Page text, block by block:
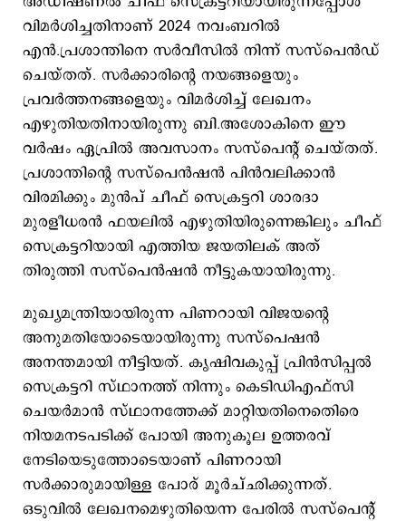
വിമര്‍ശിച്ചതിനാണ് 2024 നവംബറില്‍
എന്‍.പ്രശാന്തിനെ സര്‍വീസില്‍ നിന്ന് സസ്പെന്‍ഡ്
ചെയ്തത്. സര്‍ക്കാരിന്‍റെ നയങ്ങളെയും
പ്രവര്‍ത്തനങ്ങളെയും വിമര്‍ശിച്ച് ലേഖനം
എഴുതിയതിനായിരുന്നു ബി.അശോകിനെ ഈ
വര്‍ഷം ഏപ്രില്‍ അവസാനം സസ്പെന്‍റ് ചെയ്തത്.
പ്രശാന്തിന്‍റെ സസ്പെന്‍ഷന്‍ പിന്‍വലിക്കാന്‍
വിരമിക്കും മുന്‍പ് ചീഫ് സെക്രട്ടറി ശാരദാ
മുരളീധരന്‍ ഫയലില്‍ എഴുതിയിരുന്നെങ്കിലും ചീഫ്
സെക്രട്ടറിയായി എത്തിയ ജയതിലക് അത്
തിരുത്തി സസ്പെന്‍ഷന്‍ നീട്ടുകയായിരുന്നു.
മുഖ്യമന്ത്രിയായിരുന്ന പിണറായി വിജയന്‍റെ
അനുമതിയോടെയായിരുന്നു സസ്പെഷന്‍
അനന്തമായി നീട്ടിയത്. കൃഷിവകുപ്പ് പ്രിന്‍സിപ്പല്‍
സെക്രട്ടറി സ്ഥാനത്ത് നിന്നും കെടിഡിഎഫ്സി
ചെയര്‍മാന്‍ സ്ഥാനത്തേക്ക് മാറ്റിയതിനെതിെരെ
നിയമനടപടിക്ക് പോയി അനുകൂല ഉത്തരവ്
നേടിയെടുത്തോടെയാണ് പിണറായി
സര്‍ക്കാരുമായിള്ള പോര് മൂര്‍ച്ഛിക്കുന്നത്.
ഒടുവില്‍ ലേഖനമെഴുതിയെന്ന പേരില്‍ സസ്പെന്‍റ്